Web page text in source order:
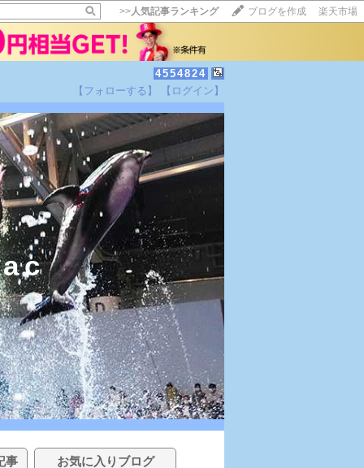
>>人気記事ランキング ブログを作成 楽天市場
4554824
【フォローする】 【ログイン】
事 お気に入りブログ